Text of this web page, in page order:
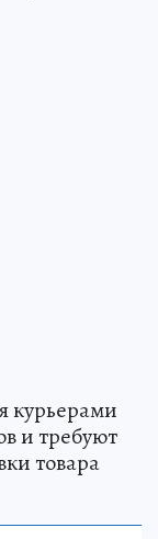
курьерами
и требуют
товара